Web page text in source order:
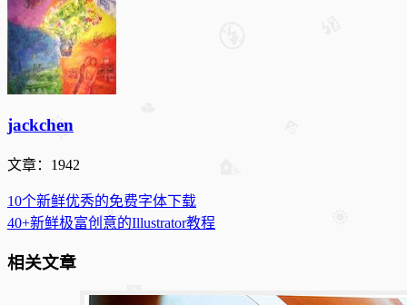
jackchen
文章：1942
10个新鲜优秀的免费字体下载
40+新鲜极富创意的Illustrator教程
相关文章